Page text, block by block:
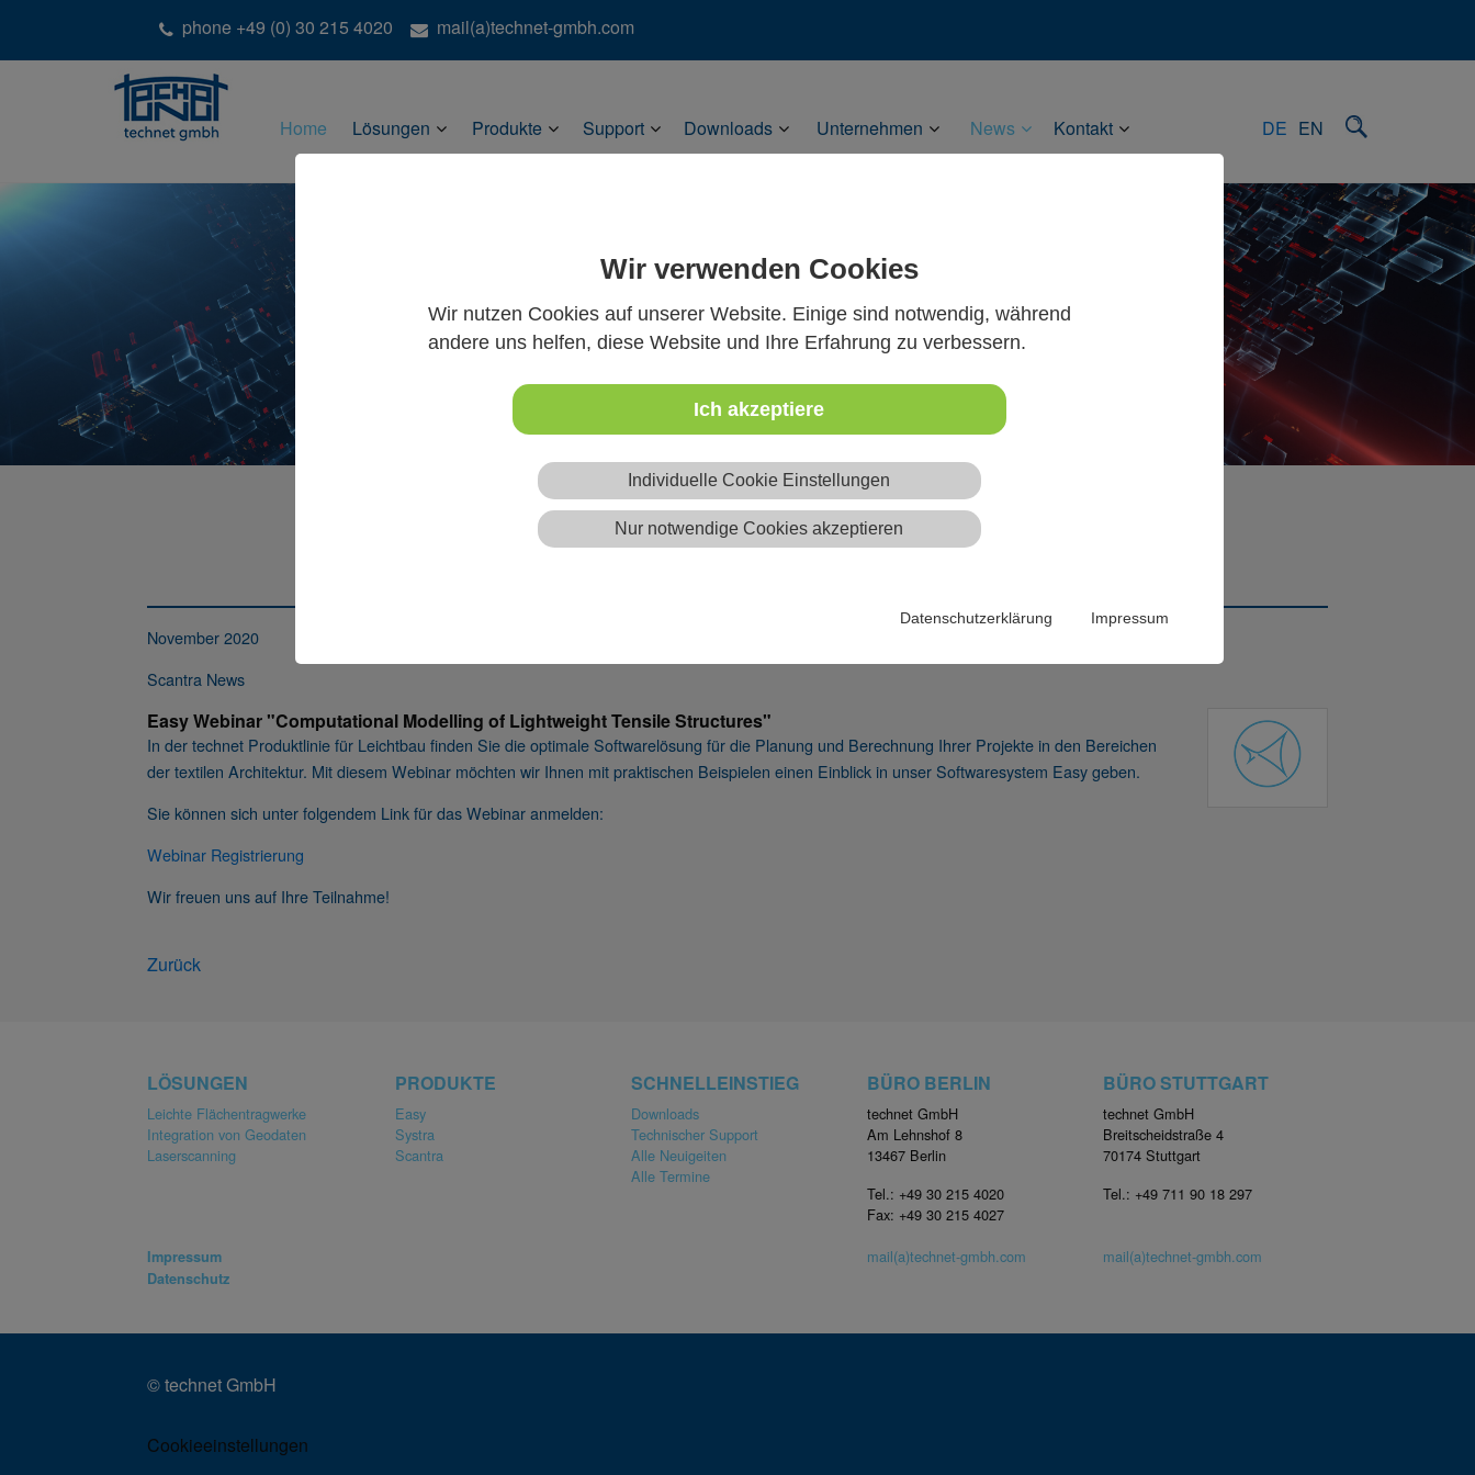
Wir verwenden Cookies
Wir nutzen Cookies auf unserer Website. Einige sind notwendig, während
andere uns helfen, diese Website und Ihre Erfahrung zu verbessern.
Ich akzeptiere
Individuelle Cookie Einstellungen
Nur notwendige Cookies akzeptieren
Datenschutzerklärung Impressum
phone +49 (0) 30 215 4020 mail(a)technet-gmbh.com
DE EN
Home Lösungen Produkte Support Downloads Unternehmen News Kontakt
ALLE NEUIGKEITEN
November 2020
Scantra News
Easy Webinar "Computational Modelling of Lightweight Tensile Structures"
In der technet Produktlinie für Leichtbau finden Sie die optimale Softwarelösung für die Planung und Berechnung Ihrer Projekte in den Bereichen
der textilen Architektur. Mit diesem Webinar möchten wir Ihnen mit praktischen Beispielen einen Einblick in unser Softwaresystem Easy geben.
Sie können sich unter folgendem Link für das Webinar anmelden:
Webinar Registrierung
Wir freuen uns auf Ihre Teilnahme!
Zurück
LÖSUNGEN
Leichte Flächentragwerke
Integration von Geodaten
Laserscanning
Impressum
Datenschutz
PRODUKTE
Easy
Systra
Scantra
SCHNELLEINSTIEG
Downloads
Technischer Support
Alle Neuigeiten
Alle Termine
BÜRO BERLIN
technet GmbH
Am Lehnshof 8
13467 Berlin
Tel.: +49 30 215 4020
Fax: +49 30 215 4027
mail(a)technet-gmbh.com
BÜRO STUTTGART
technet GmbH
Breitscheidstraße 4
70174 Stuttgart
Tel.: +49 711 90 18 297
mail(a)technet-gmbh.com
© technet GmbH
Cookieeinstellungen